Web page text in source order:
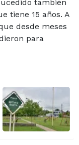
también
tiene 15 años. A
desde meses
para